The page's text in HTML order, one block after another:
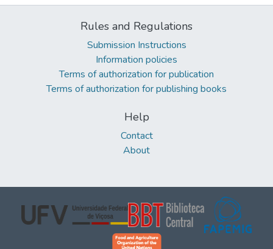
Rules and Regulations
Submission Instructions
Information policies
Terms of authorization for publication
Terms of authorization for publishing books
Help
Contact
About